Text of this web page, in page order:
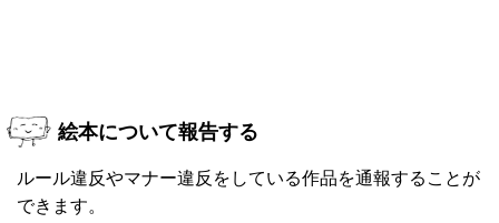
絵本について報告する
ルール違反やマナー違反をしている作品を通報することが
できます。